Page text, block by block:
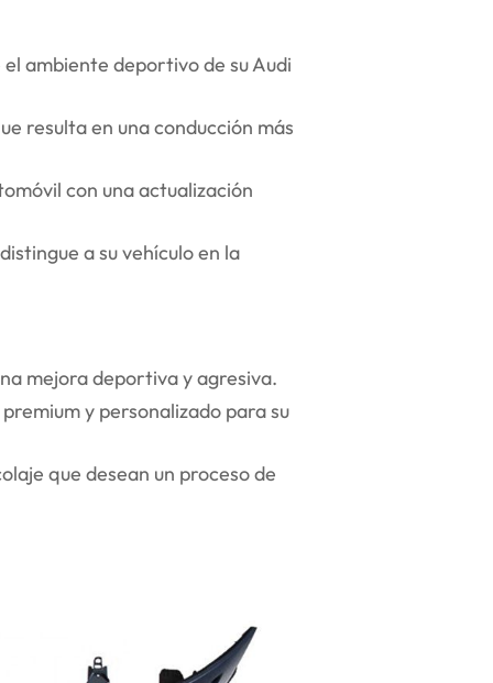
ambiente deportivo de su Audi
resulta en una conducción más
con una actualización
a su vehículo en la
mejora deportiva y agresiva.
y personalizado para su
que desean un proceso de